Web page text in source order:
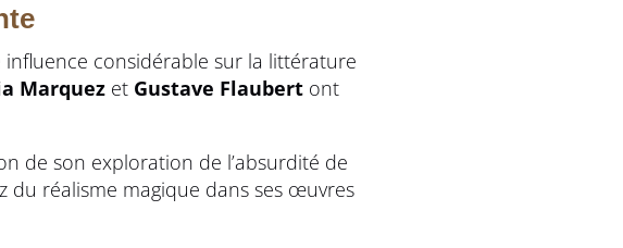
influence considérable sur la littérature
Marquez et Gustave Flaubert ont
de son exploration de l’absurdité de
du réalisme magique dans ses œuvres